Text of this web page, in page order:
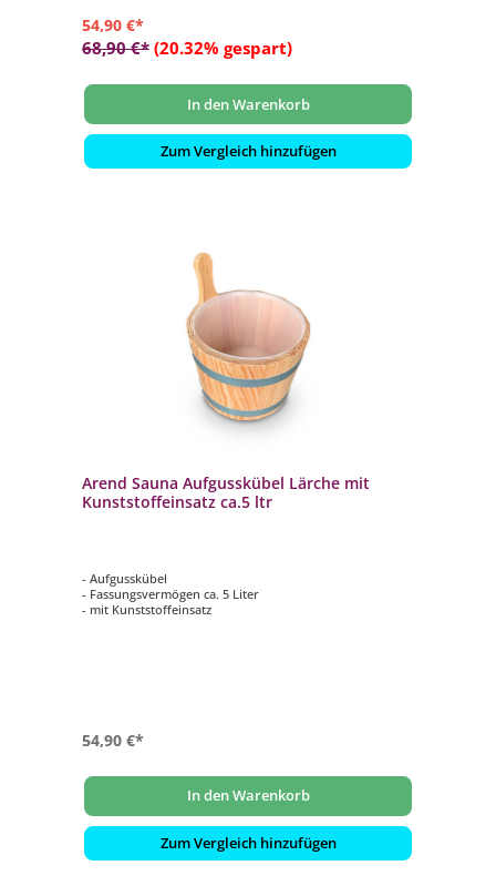
54,90 €*
68,90 €* (20.32% gespart)
In den Warenkorb
Zum Vergleich hinzufügen
Arend Sauna Aufgusskübel Lärche mit
Kunststoffeinsatz ca.5 ltr
- Aufgusskübel
- Fassungsvermögen ca. 5 Liter
- mit Kunststoffeinsatz
54,90 €*
In den Warenkorb
Zum Vergleich hinzufügen